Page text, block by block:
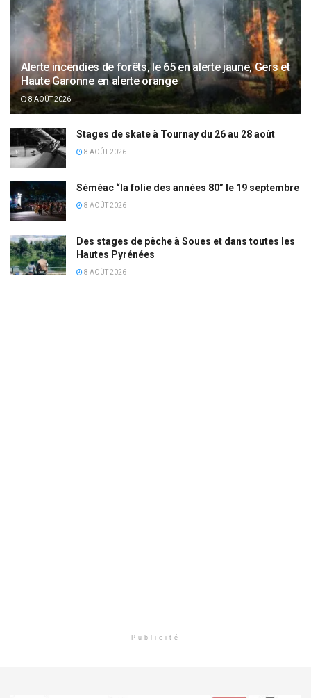
Alerte incendies de forêts, le 65 en alerte jaune, Gers et
Haute Garonne en alerte orange
8 AOÛT 2026
Stages de skate à Tournay du 26 au 28 août
8 AOÛT 2026
Séméac “la folie des années 80” le 19 septembre
8 AOÛT 2026
Des stages de pêche à Soues et dans toutes les
Hautes Pyrénées
8 AOÛT 2026
Publicité